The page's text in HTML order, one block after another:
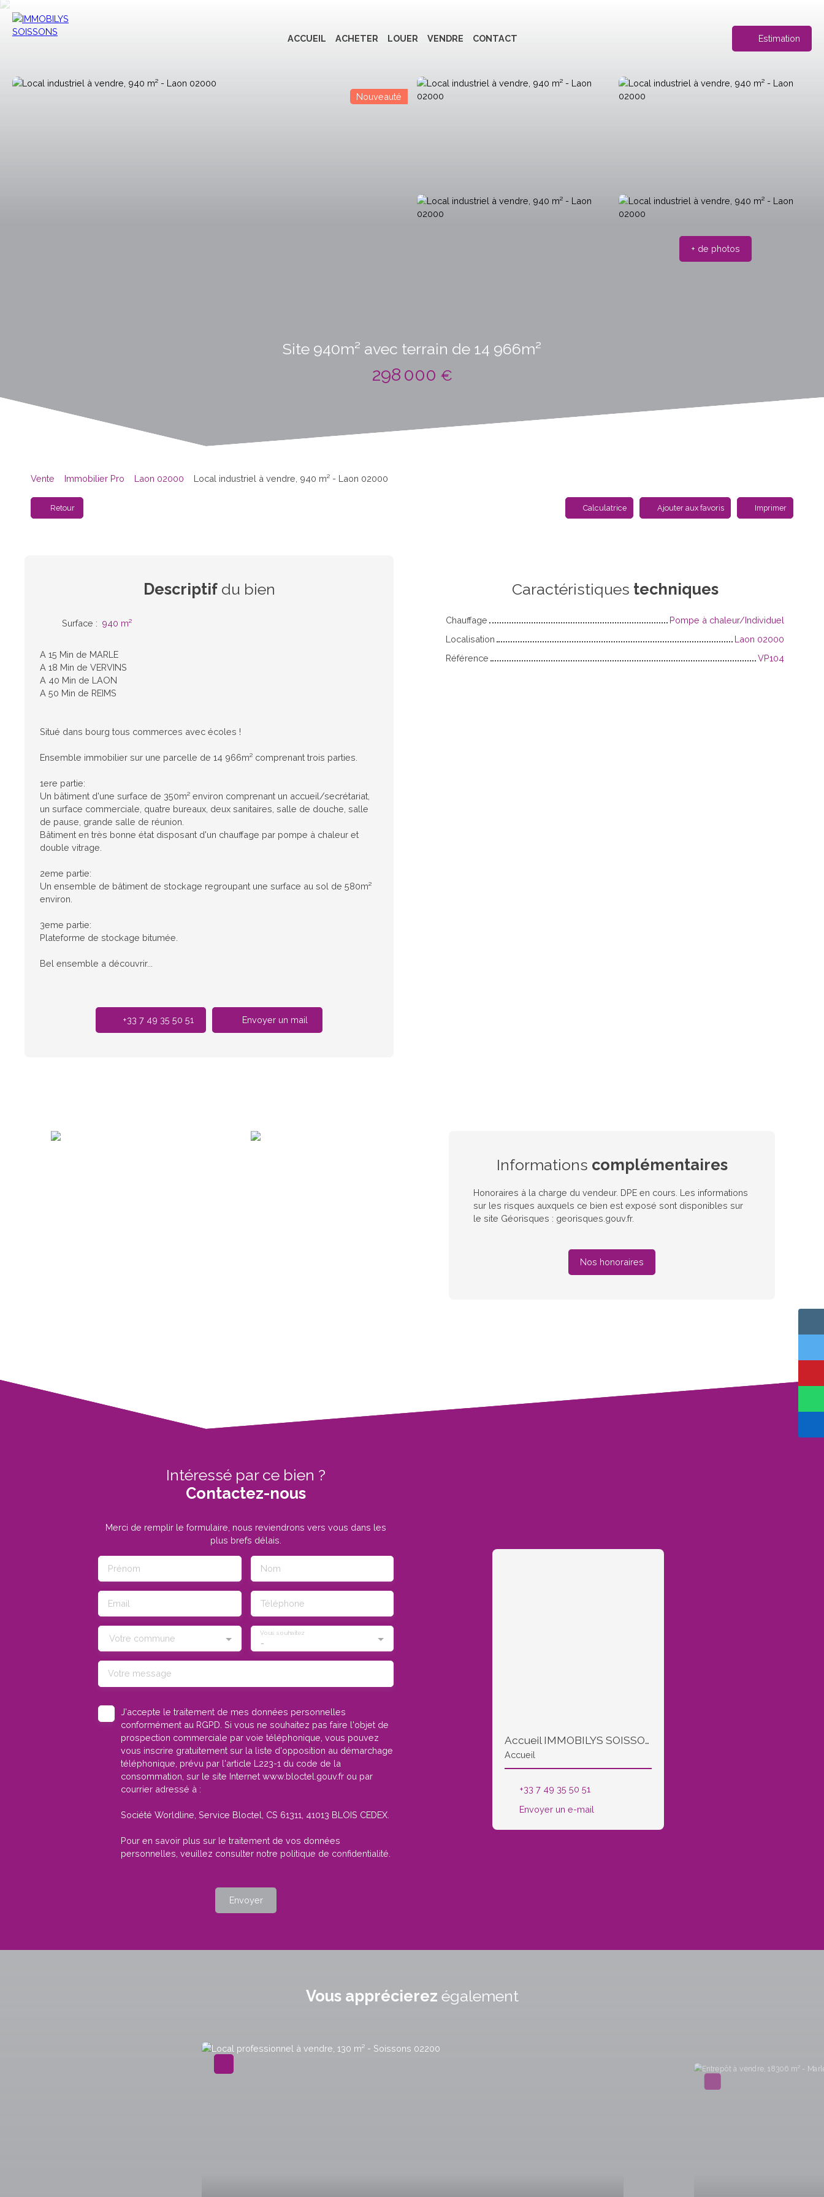
ACCUEIL ACHETER LOUER VENDRE CONTACT Estimation
Nouveauté
+ de photos
Site 940m² avec terrain de 14 966m²
298 000 €
Vente Immobilier Pro Laon 02000 Local industriel à vendre, 940 m² - Laon 02000
Retour Calculatrice Ajouter aux favoris Imprimer
Descriptifdu bien
Surface : 940 m²
A 15 Min de MARLE
A 18 Min de VERVINS
A 40 Min de LAON
A 50 Min de REIMS
Situé dans bourg tous commerces avec écoles !
Ensemble immobilier sur une parcelle de 14 966m² comprenant trois parties.
1ere partie:
Un bâtiment d'une surface de 350m² environ comprenant un accueil/secrétariat,
un surface commerciale, quatre bureaux, deux sanitaires, salle de douche, salle
de pause, grande salle de réunion.
Bâtiment en très bonne état disposant d'un chauffage par pompe à chaleur et
double vitrage.
2eme partie:
Un ensemble de bâtiment de stockage regroupant une surface au sol de 580m²
environ.
3eme partie:
Plateforme de stockage bitumée.
Bel ensemble a découvrir...
+33 7 49 35 50 51 Envoyer un mail
Caractéristiques techniques
Chauffage
Pompe à chaleur/Individuel
Localisation
Laon 02000
Référence
VP104
Informations complémentaires
Honoraires à la charge du vendeur. DPE en cours. Les informations
sur les risques auxquels ce bien est exposé sont disponibles sur
le site Géorisques : georisques.gouv.fr.
Nos honoraires
Intéressé par ce bien ?
Contactez-nous
Merci de remplir le formulaire, nous reviendrons vers vous dans les
plus brefs délais.
Prénom Nom
Email Téléphone
Votre commune -
Vous souhaitez
Votre message
J'accepte le traitement de mes données personnelles
conformément au RGPD. Si vous ne souhaitez pas faire l'objet de
prospection commerciale par voie téléphonique, vous pouvez
vous inscrire gratuitement sur la liste d'opposition au démarchage
téléphonique, prévu par l'article L223-1 du code de la
consommation, sur le site Internet www.bloctel.gouv.fr ou par
courrier adressé à :
Société Worldline, Service Bloctel, CS 61311, 41013 BLOIS CEDEX.
Pour en savoir plus sur le traitement de vos données
personnelles, veuillez consulter notre politique de confidentialité
Envoyer
Accueil IMMOBILYS SOISSONS et COUCY LE CHATEAU
Accueil
+33 7 49 35 50 51
Envoyer un e-mail
Vous apprécierez également